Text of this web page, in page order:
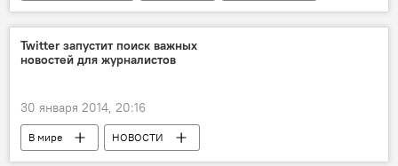
Twitter запустит поиск важных
новостей для журналистов
30 января 2014, 20:16
В мире НОВОСТИ